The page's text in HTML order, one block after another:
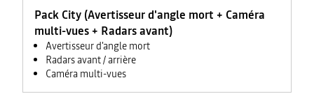
Pack City (Avertisseur d'angle mort + Caméra
multi-vues + Radars avant)
Avertisseur d'angle mort
Radars avant / arrière
Caméra multi-vues